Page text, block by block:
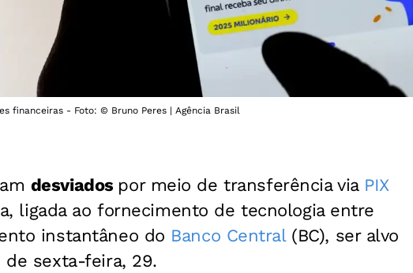
financeiras - Foto: © Bruno Peres | Agência Brasil
desviados por meio de transferência via PIX
ligada ao fornecimento de tecnologia entre
instantâneo do Banco Central(BC), ser alvo
sexta-feira, 29.